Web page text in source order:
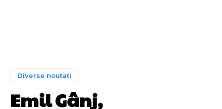
Diverse noutati
Emil Gânj,